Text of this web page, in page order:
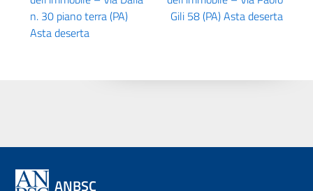
n. 30 piano terra (PA)
Asta deserta
Gili 58 (PA) Asta deserta
ANBSC